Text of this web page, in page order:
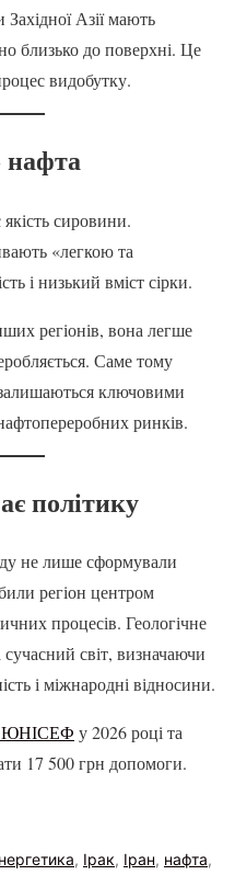
Азії мають
близько до поверхні. Це
видобутку.
нафта
сировини.
«легкою та
і низький вміст сірки.
регіонів, вона легше
Саме тому
залишаються ключовими
ринків.
політику
не лише сформували
регіон центром
процесів. Геологічне
світ, визначаючи
і міжнародні відносини.
ЮНІСЕФ у 2026 році та
17 500 грн допомоги.
, Ірак, Іран, нафта,